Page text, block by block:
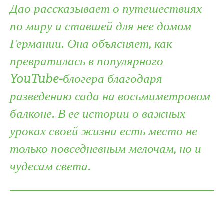
Sweden Chinese Taipei
Turkey
Ukraine United Kingdom
United States
Дао рассказывает о путешествиях
по миру и ставшей для нее домом
Германии. Она объясняет, как
превратилась в популярного
YouTube-блогера благодаря
разведению сада на восьмиметровом
балконе. В ее истории о важных
уроках своей жизни есть место не
только повседневным мелочам, но и
чудесам света.